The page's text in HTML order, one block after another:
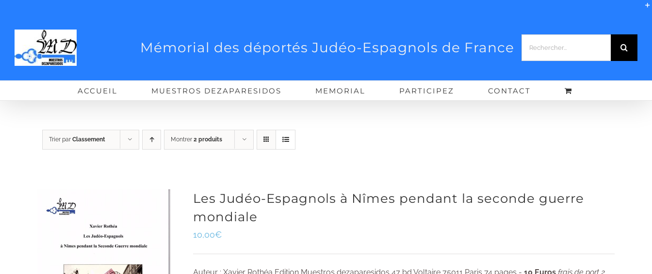
Mémorial des déportés Judéo-Espagnols de France
ACCUEIL MUESTROS DEZAPARESIDOS MEMORIAL PARTICIPEZ CONTACT
Trier par Classement Montrer 2 produits
Les Judéo-Espagnols à Nîmes pendant la seconde guerre
mondiale
10,00€